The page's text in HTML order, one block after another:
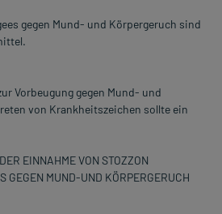
gegen Mund- und Körpergeruch sind
Vorbeugung gegen Mund- und
von Krankheitszeichen sollte ein
EINNAHME VON STOZZON
GEGEN MUND-UND KÖRPERGERUCH